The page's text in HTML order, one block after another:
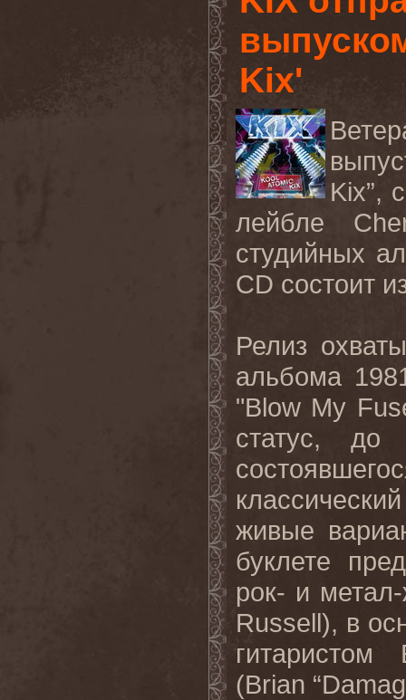
Kix'
Kix”,
лейбле
студийных
CD состоит
Релиз
альбома
"Blow My
статус, до
живые
буклете
рок- и
Russell), в
(Brian “